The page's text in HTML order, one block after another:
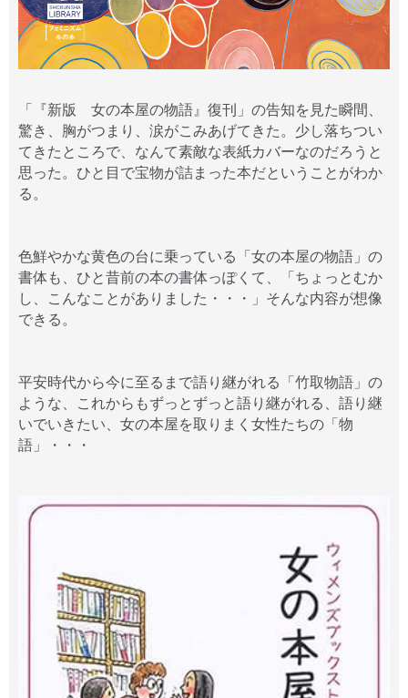
「『新版 女の本屋の物語』復刊」の告知を見た瞬間、
驚き、胸がつまり、涙がこみあげてきた。少し落ちつい
てきたところで、なんて素敵な表紙カバーなのだろうと
思った。ひと目で宝物が詰まった本だということがわか
る。
色鮮やかな黄色の台に乗っている「女の本屋の物語」の
書体も、ひと昔前の本の書体っぽくて、「ちょっとむか
し、こんなことがありました・・・」そんな内容が想像
できる。
平安時代から今に至るまで語り継がれる「竹取物語」の
ような、これからもずっとずっと語り継がれる、語り継
いでいきたい、女の本屋を取りまく女性たちの「物
語」・・・